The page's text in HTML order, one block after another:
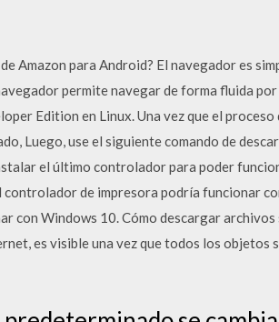
Amazon para Android? El navegador es
permite navegar de forma fluida
Edition en Linux. Una vez que el
Luego, use el siguiente comando de
el último controlador para poder
de impresora podría funcionar
con Windows 10. Cómo descargar
es visible una vez que todos los objetos